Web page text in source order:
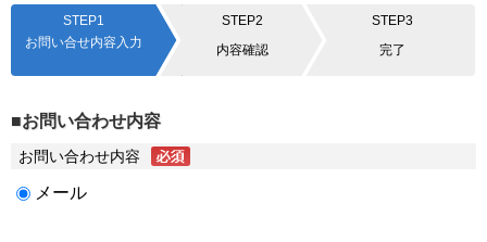
STEP1
お問い合せ内容入力
STEP2
内容確認
STEP3
完了
■お問い合わせ内容
お問い合わせ内容
メール